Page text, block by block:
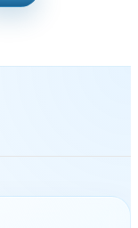
تمپلیت)